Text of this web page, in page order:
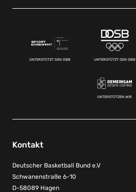
UNTERSTÜTZT DEN DBB UNTERSTÜTZT DEN DBB
UNTERSTÜTZEN WIR
Kontakt
Deutscher Basketball Bund e.V
Schwanenstraße 6-10
D-58089 Hagen